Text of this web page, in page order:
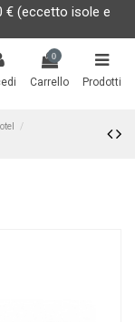
€ (eccetto isole e
0
Carrello Prodotti